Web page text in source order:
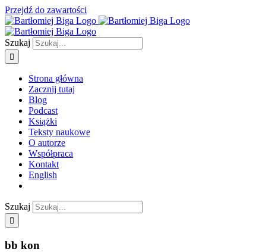
Przejdź do zawartości
Szukaj
Strona główna
Zacznij tutaj
Blog
Podcast
Książki
Teksty naukowe
O autorze
Współpraca
Kontakt
English
Szukaj
bb kon